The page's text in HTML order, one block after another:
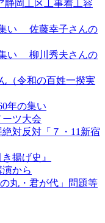
静岡工区工事着工容
い 佐藤幸子さんの
い 柳川秀夫さんの
令和の百姓一揆実
年の集い
ツ大会
対反対「７・11新宿
揚げ史』
から
丸・君が代」問題等